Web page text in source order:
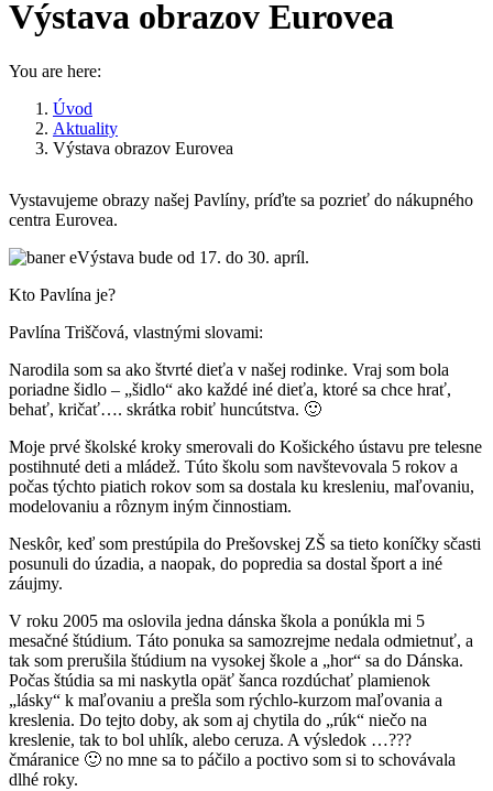
Výstava obrazov Eurovea
You are here:
Úvod
Aktuality
Výstava obrazov Eurovea
Vystavujeme obrazy našej Pavlíny, príďte sa pozrieť do nákupného
centra Eurovea.
Výstava bude od 17. do 30. apríl.
Kto Pavlína je?
Pavlína Triščová, vlastnými slovami:
Narodila som sa ako štvrté dieťa v našej rodinke. Vraj som bola
poriadne šidlo – „šidlo“ ako každé iné dieťa, ktoré sa chce hrať,
behať, kričať…. skrátka robiť huncútstva. 🙂
Moje prvé školské kroky smerovali do Košického ústavu pre telesne
postihnuté deti a mládež. Túto školu som navštevovala 5 rokov a
počas týchto piatich rokov som sa dostala ku kresleniu, maľovaniu,
modelovaniu a rôznym iným činnostiam.
Neskôr, keď som prestúpila do Prešovskej ZŠ sa tieto koníčky sčasti
posunuli do úzadia, a naopak, do popredia sa dostal šport a iné
záujmy.
V roku 2005 ma oslovila jedna dánska škola a ponúkla mi 5
mesačné štúdium. Táto ponuka sa samozrejme nedala odmietnuť, a
tak som prerušila štúdium na vysokej škole a „hor“ sa do Dánska.
Počas štúdia sa mi naskytla opäť šanca rozdúchať plamienok
„lásky“ k maľovaniu a prešla som rýchlo-kurzom maľovania a
kreslenia. Do tejto doby, ak som aj chytila do „rúk“ niečo na
kreslenie, tak to bol uhlík, alebo ceruza. A výsledok …???
čmáranice 🙂 no mne sa to páčilo a poctivo som si to schovávala
dlhé roky.